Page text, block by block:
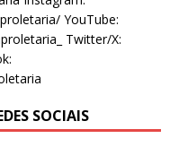
YouTube:
Twitter/X:
SOCIAIS